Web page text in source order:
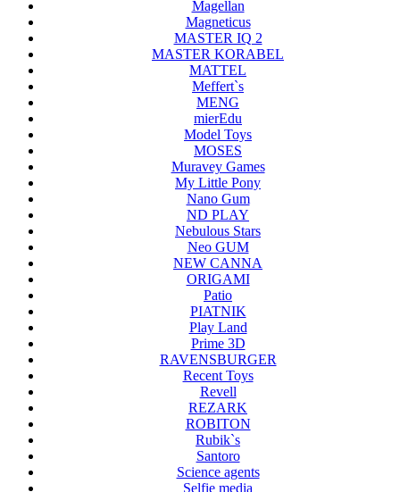
Magellan
Magneticus
MASTER IQ 2
MASTER KORABEL
MATTEL
Meffert`s
MENG
mierEdu
Model Toys
MOSES
Muravey Games
My Little Pony
Nano Gum
ND PLAY
Nebulous Stars
Neo GUM
NEW CANNA
ORIGAMI
Patio
PIATNIK
Play Land
Prime 3D
RAVENSBURGER
Recent Toys
Revell
REZARK
ROBITON
Rubik`s
Santoro
Science agents
Selfie media